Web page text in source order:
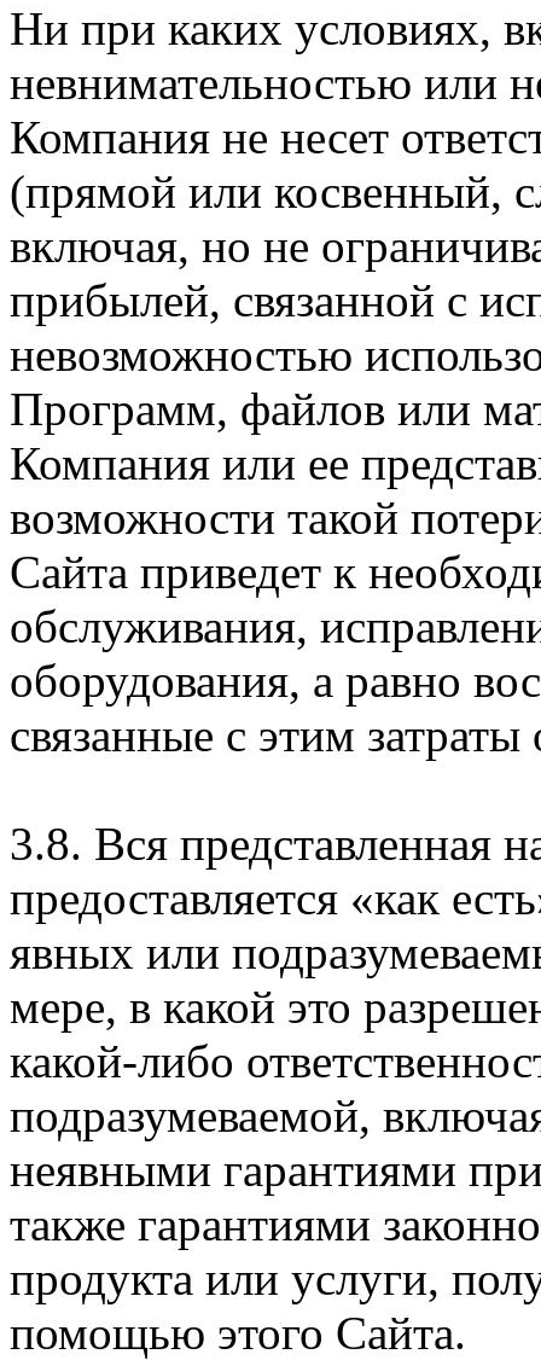
Ни при каких условиях,
невнимательностью или
Компания не несет
(прямой или косвенный,
включая, но не
прибылей, связанной с
невозможностью
Программ, файлов или
Компания или ее
возможности такой
Сайта приведет к
обслуживания,
оборудования, а равно
связанные с этим
3.8. Вся представленная
предоставляется «как
явных или
мере, в какой это
какой-либо
подразумеваемой,
неявными гарантиями
также гарантиями
продукта или услуги,
помощью этого Сайта.